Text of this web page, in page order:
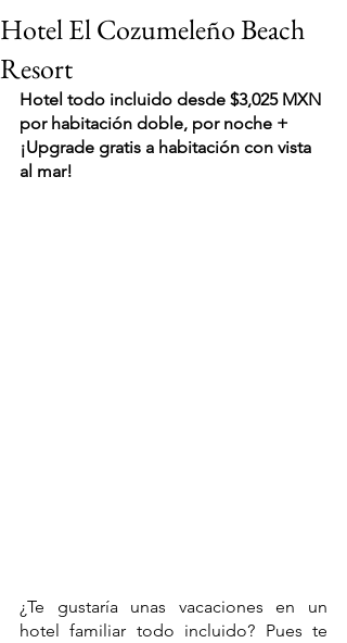
Hotel El Cozumeleño Beach
Resort
Hotel todo incluido desde $3,025 MXN
por habitación doble, por noche +
¡Upgrade gratis a habitación con vista
al mar!
¿Te gustaría unas vacaciones en un
hotel familiar todo incluido? Pues te